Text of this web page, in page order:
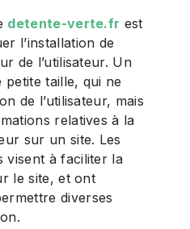
detente-verte.fr est
l’installation de
de l’utilisateur. Un
taille, qui ne
de l’utilisateur, mais
relatives à la
sur un site. Les
visent à faciliter la
le site, et ont
diverses